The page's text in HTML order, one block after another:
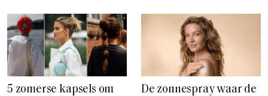
5 zomerse kapsels om
De zonnespray waar de